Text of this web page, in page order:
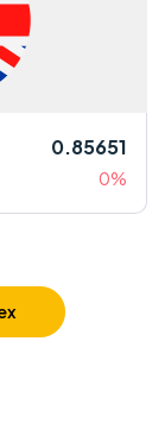
0.85651
0%